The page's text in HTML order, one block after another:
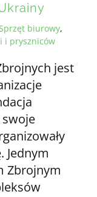
biurowy,
i pryszniców
jest
swoje
Jednym
Zbrojnym